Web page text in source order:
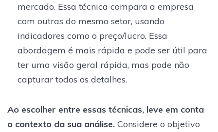
mercado. Essa técnica compara a empresa
com outras do mesmo setor, usando
indicadores como o preço/lucro. Essa
abordagem é mais rápida e pode ser útil para
ter uma visão geral rápida, mas pode não
capturar todos os detalhes.
Ao escolher entre essas técnicas, leve em conta
o contexto da sua análise. Considere o objetivo